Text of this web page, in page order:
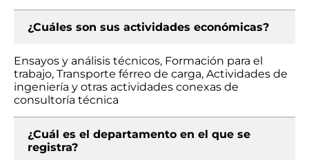
¿Cuáles son sus actividades económicas?
Ensayos y análisis técnicos, Formación para el
trabajo, Transporte férreo de carga, Actividades de
ingeniería y otras actividades conexas de
consultoría técnica
¿Cuál es el departamento en el que se
registra?